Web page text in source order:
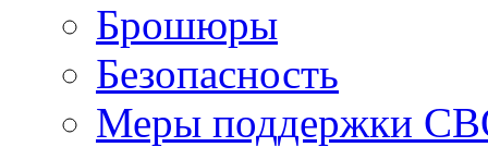
Брошюры
Безопасность
Меры поддержки